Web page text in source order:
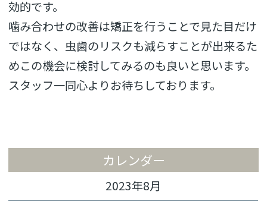
効的です。
噛み合わせの改善は矯正を行うことで見た目だけ
ではなく、 虫歯のリスクも減らすことが出来るた
めこの機会に検討してみるのも良いと思います。
スタッフ一同心よりお待ちしております。
カレンダー
2023年8月